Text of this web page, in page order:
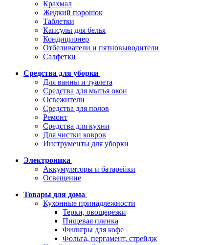
Крахмал
Жидкий порошок
Таблетки
Капсулы для белья
Кондиционер
Отбеливатели и пятновыводители
Салфетки
Средства для уборки
Для ванны и туалета
Средства для мытья окон
Освежители
Средства для полов
Ремонт
Средства для кухни
Для чистки ковров
Инструменты для уборки
Электроника
Аккумуляторы и батарейки
Освещение
Товары для дома
Кухонные принадлежности
Терки, овощерезки
Пищевая пленка
Фильтры для кофе
Фольга, пергамент, стрейдж